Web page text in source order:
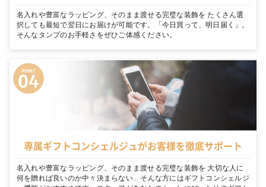
名入れや豊富なラッピング、そのまま渡せる完璧な装飾を たくさん選
択しても最短で翌日にお届けが可能です。「今日買って、明日届く」。
そんなタンプのお手軽さをぜひご体感ください。
専属ギフトコンシェルジュがお客様を徹底サポート
名入れや豊富なラッピング、そのまま渡せる完璧な装飾を 大切な人に
何を贈れば良いのか中々決まらない… そんな方にはギフトコンシェルジ